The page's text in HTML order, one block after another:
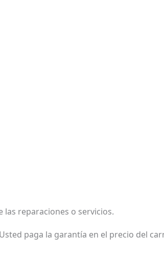
reparaciones o servicios.
paga la garantía en el precio del